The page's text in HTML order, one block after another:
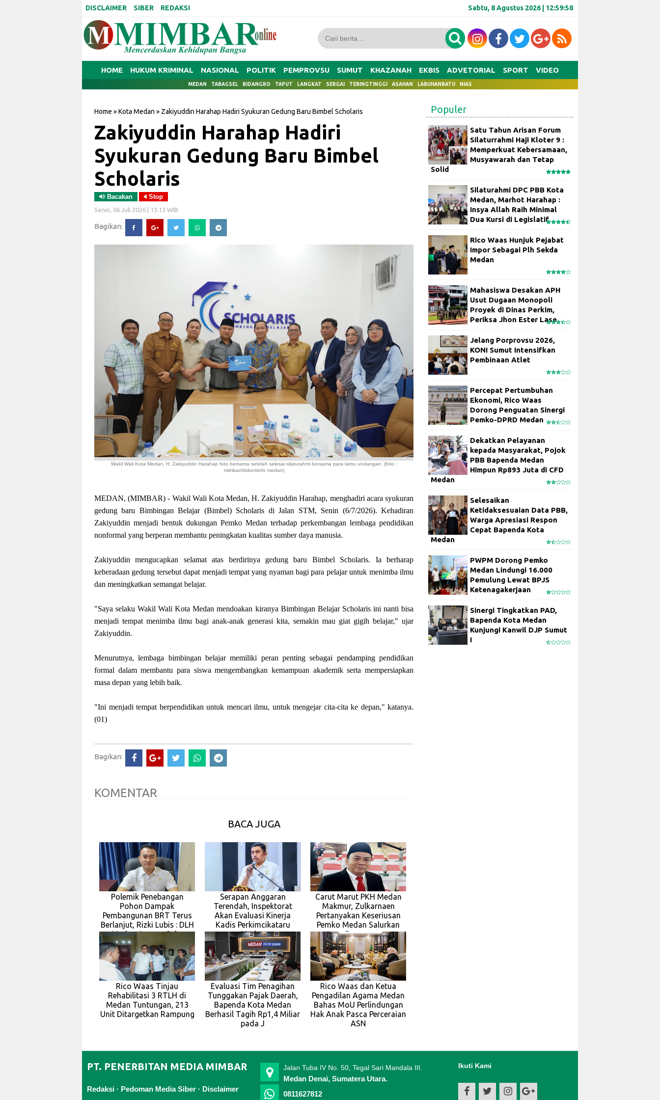
DISCLAIMER SIBER REDAKSI Sabtu, 8 Agustus 2026 | 12:59:59
HOME HUKUM KRIMINAL NASIONAL POLITIK PEMPROVSU SUMUT KHAZANAH EKBIS ADVETORIAL SPORT VIDEO
MEDAN TABAGSEL BIDANGRO TAPUT LANGKAT SERGAI TEBINGTINGGI ASAHAN LABUHANBATU NIAS
Home »Kota Medan » Zakiyuddin Harahap Hadiri Syukuran Gedung Baru Bimbel Scholaris
Zakiyuddin Harahap Hadiri
Syukuran Gedung Baru Bimbel
Scholaris
Bacakan Stop
Senin, 06 Juli 2026 | 13.13 WIB
Bagikan:
Wakil Wali Kota Medan, H. Zakiyuddin Harahap foto bersamasetelah selesai silaturahmi bersama para tamu undangan. (foto :
mimbar/diskominfo medan)
MEDAN, (MIMBAR) - Wakil Wali Kota Medan, H. Zakiyuddin Harahap, menghadiri acara syukuran
gedung baru Bimbingan Belajar (Bimbel) Scholaris di Jalan STM, Senin (6/7/2026). Kehadiran
Zakiyuddin menjadi bentuk dukungan Pemko Medan terhadap perkembangan lembaga pendidikan
nonformal yang berperan membantu peningkatan kualitas sumber daya manusia.
Zakiyuddin mengucapkan selamat atas berdirinya gedung baru Bimbel Scholaris. Ia berharap
keberadaan gedung tersebut dapat menjadi tempat yang nyaman bagi para pelajar untuk menimba ilmu
dan meningkatkan semangat belajar.
"Saya selaku Wakil Wali Kota Medan mendoakan kiranya Bimbingan Belajar Scholaris ini nanti bisa
menjadi tempat menimba ilmu bagi anak-anak generasi kita, semakin mau giat gigih belajar," ujar
Zakiyuddin.
Menurutnya, lembaga bimbingan belajar memiliki peran penting sebagai pendamping pendidikan
formal dalam membantu para siswa mengembangkan kemampuan akademik serta mempersiapkan
masa depan yang lebih baik.
"Ini menjadi tempat berpendidikan untuk mencari ilmu, untuk mengejar cita-cita ke depan," katanya.
(01)
Bagikan:
KOMENTAR
BACA JUGA
Polemik Penebangan
Pohon Dampak
Pembangunan BRT Terus
Berlanjut, Rizki Lubis : DLH
Medan Jangan Suka
Serapan Anggaran
Terendah, Inspektorat
Akan Evaluasi Kinerja
Kadis Perkimcikataru
Medan
Carut Marut PKH Medan
Makmur, Zulkarnaen
Pertanyakan Keseriusan
Pemko Medan Salurkan
Bansos
Rico Waas Tinjau
Rehabilitasi 3 RTLH di
Medan Tuntungan, 213
Unit Ditargetkan Rampung
Evaluasi Tim Penagihan
Tunggakan Pajak Daerah,
Bapenda Kota Medan
Berhasil Tagih Rp1,4 Miliar
pada J
Rico Waas dan Ketua
Pengadilan Agama Medan
Bahas MoU Perlindungan
Hak Anak Pasca Perceraian
ASN
Populer
Satu Tahun Arisan Forum
Silaturrahmi Haji Kloter 9 :
Memperkuat Kebersamaan,
Musyawarah dan Tetap
Solid
Silaturahmi DPC PBB Kota
Medan, Marhot Harahap :
Insya Allah Raih Minimal
Dua Kursi di Legislatif
Rico Waas Hunjuk Pejabat
Impor Sebagai Plh Sekda
Medan
Mahasiswa Desakan APH
Usut Dugaan Monopoli
Proyek di Dinas Perkim,
Periksa Jhon Ester Lase
Jelang Porprovsu 2026,
KONI Sumut Intensifkan
Pembinaan Atlet
Percepat Pertumbuhan
Ekonomi, Rico Waas
Dorong Penguatan Sinergi
Pemko-DPRD Medan
Dekatkan Pelayanan
kepada Masyarakat, Pojok
PBB Bapenda Medan
Himpun Rp893 Juta di CFD
Medan
Selesaikan
Ketidaksesuaian Data PBB,
Warga Apresiasi Respon
Cepat Bapenda Kota
Medan
PWPM Dorong Pemko
Medan Lindungi 16.000
Pemulung Lewat BPJS
Ketenagakerjaan
Sinergi Tingkatkan PAD,
Bapenda Kota Medan
Kunjungi Kanwil DJP Sumut
I
PT. PENERBITAN MEDIA MIMBAR
Redaksi · Pedoman Media Siber · Disclaimer
Jalan Tuba IV No. 50, Tegal Sari Mandala III.
Medan Denai, Sumatera Utara.
0811627812
Ikuti Kami